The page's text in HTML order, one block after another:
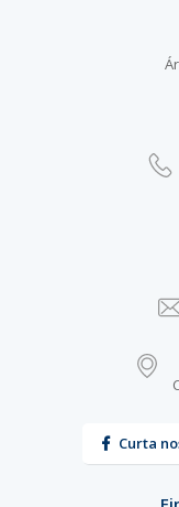
Curta